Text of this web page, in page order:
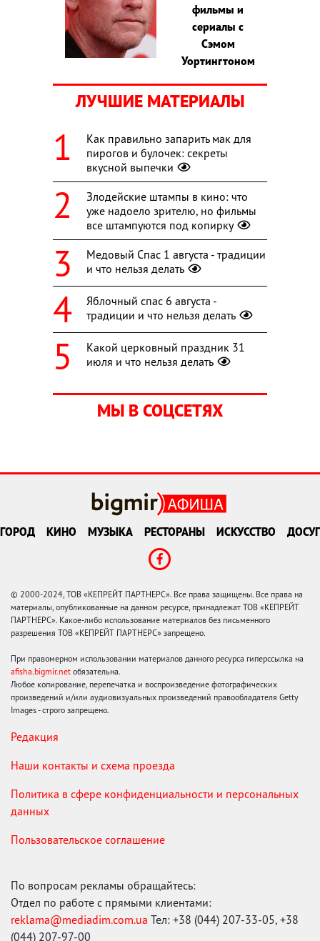
фильмы и
сериалы с
Сэмом
Уортингтоном
ЛУЧШИЕ МАТЕРИАЛЫ
Как правильно запарить мак для
пирогов и булочек: секреты
вкусной выпечки
Злодейские штампы в кино: что
уже надоело зрителю, но фильмы
все штампуются под копирку
Медовый Спас 1 августа - традиции
и что нельзя делать
Яблочный спас 6 августа -
традиции и что нельзя делать
Какой церковный праздник 31
июля и что нельзя делать
МЫ В СОЦСЕТЯХ
ГОРОД КИНО МУЗЫКА РЕСТОРАНЫ ИСКУССТВО ДОСУГ
© 2000-2024, ТОВ «КЕПРЕЙТ ПАРТНЕРС». Все права защищены. Все права на
материалы, опубликованные на данном ресурсе, принадлежат ТОВ «КЕПРЕЙТ
ПАРТНЕРС». Какое-либо использование материалов без письменного
разрешения ТОВ «КЕПРЕЙТ ПАРТНЕРС» запрещено.
При правомерном использовании материалов данного ресурса гиперссылка на
afisha.bigmir.net обязательна.
Любое копирование, перепечатка и воспроизведение фотографических
произведений и/или аудиовизуальных произведений правообладателя Getty
Images - строго запрещено.
Редакция
Наши контакты и схема проезда
Политика в сфере конфиденциальности и персональных
данных
Пользовательское соглашение
По вопросам рекламы обращайтесь:
Отдел по работе с прямыми клиентами:
reklama@mediadim.com.ua Тел: +38 (044) 207-33-05, +38
(044) 207-97-00